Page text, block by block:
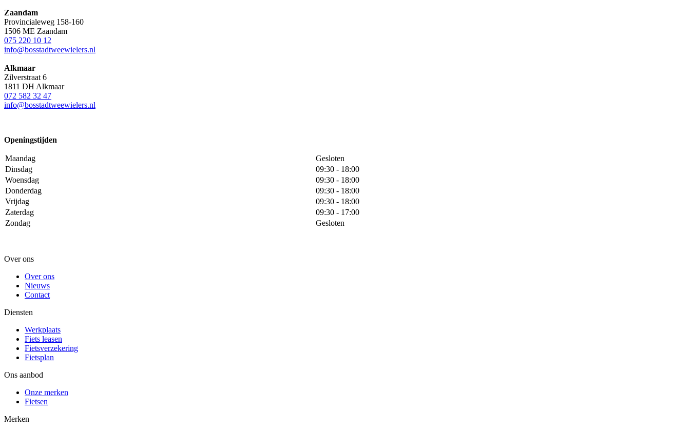
Zaandam
Provincialeweg 158-160
1506 ME Zaandam
075 220 10 12
info@bosstadtweewielers.nl
Alkmaar
Zilverstraat 6
1811 DH Alkmaar
072 582 32 47
info@bosstadtweewielers.nl
Openingstijden
Maandag
Gesloten
Dinsdag
09:30 - 18:00
Woensdag
09:30 - 18:00
Donderdag
09:30 - 18:00
Vrijdag
09:30 - 18:00
Zaterdag
09:30 - 17:00
Zondag
Gesloten
Over ons
Over ons
Nieuws
Contact
Diensten
Werkplaats
Fiets leasen
Fietsverzekering
Fietsplan
Ons aanbod
Onze merken
Fietsen
Merken